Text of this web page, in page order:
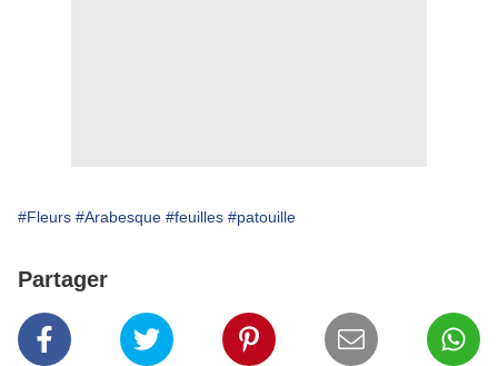
#Fleurs #Arabesque #feuilles #patouille
Partager